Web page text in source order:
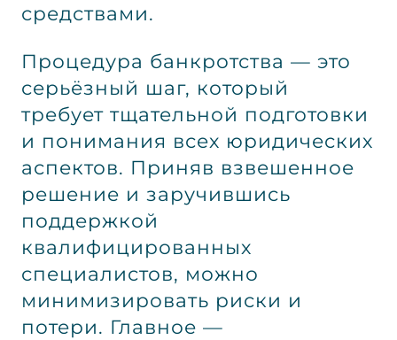
средствами.
Процедура банкротства — это
серьёзный шаг, который
требует тщательной подготовки
и понимания всех юридических
аспектов. Приняв взвешенное
решение и заручившись
поддержкой
квалифицированных
специалистов, можно
минимизировать риски и
потери. Главное —